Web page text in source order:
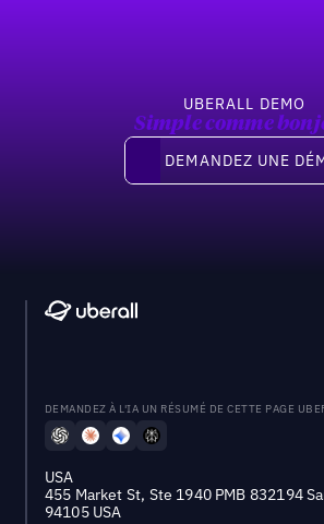
UBERALL DEMO
Simple comme
Demandez une démo
DEMANDEZ UNE
DEMANDEZ À L'IA UN RÉSUMÉ DE CETTE PAGE
USA
455 Market St, Ste 1940 PMB 832194
94105 USA